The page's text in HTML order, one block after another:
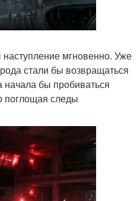
мгновенно. Уже
стали бы возвращаться
начала бы пробиваться
поглощая следы